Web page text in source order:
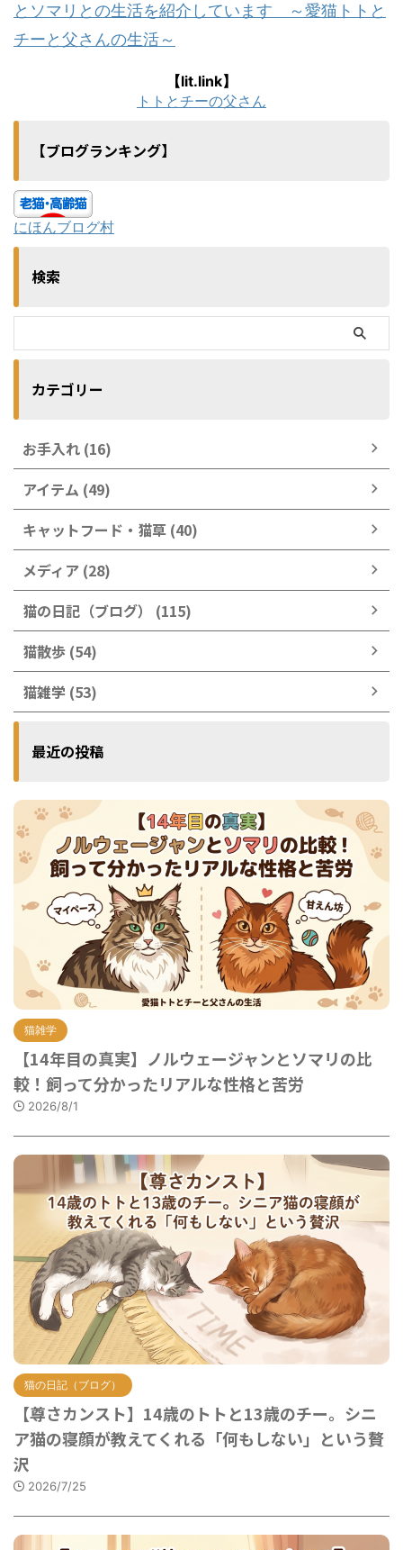
とソマリとの生活を紹介しています ～愛猫トトと
チーと父さんの生活～
【lit.link】
トトとチーの父さん
【ブログランキング】
にほんブログ村
検索
カテゴリー
お手入れ (16)
アイテム (49)
キャットフード・猫草 (40)
メディア (28)
猫の日記（ブログ） (115)
猫散歩 (54)
猫雑学 (53)
最近の投稿
猫雑学
【14年目の真実】ノルウェージャンとソマリの比
較！飼って分かったリアルな性格と苦労
2026/8/1
猫の日記（ブログ）
【尊さカンスト】14歳のトトと13歳のチー。シニ
ア猫の寝顔が教えてくれる「何もしない」という贅
沢
2026/7/25